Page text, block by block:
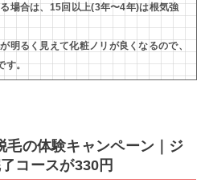
場合は、15回以上(3年〜4年)は根気強
明るく見えて化粧ノリが良くなるので、
す。
毛の体験キャンペーン｜ジ
コースが330円